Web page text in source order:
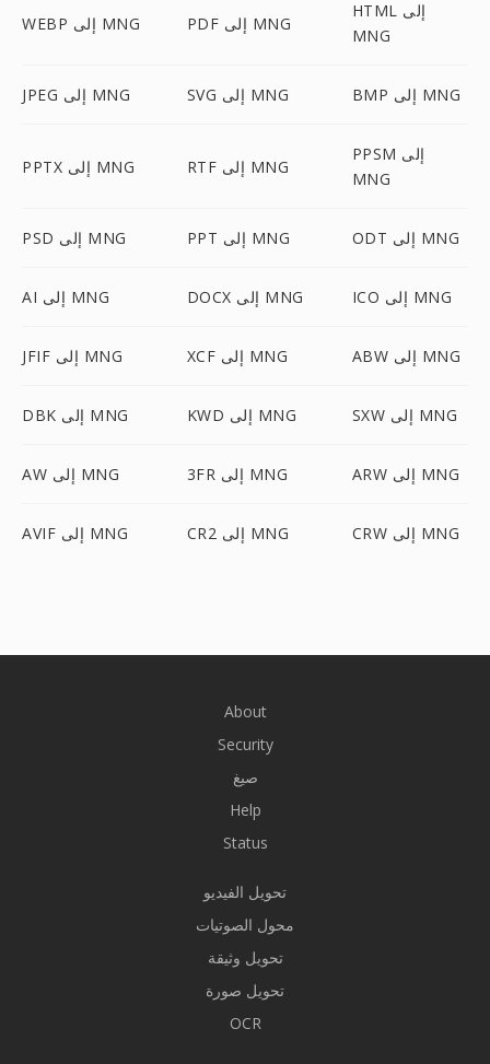
WEBP إلى MNG PDF إلى MNG
HTML إلى
MNG
JPEG إلى MNG SVG إلى MNG BMP إلى MNG
PPTX إلى MNG RTF إلى MNG
PPSM إلى
MNG
PSD إلى MNG PPT إلى MNG ODT إلى MNG
AI إلى MNG DOCX إلى MNG ICO إلى MNG
JFIF إلى MNG XCF إلى MNG ABW إلى MNG
DBK إلى MNG KWD إلى MNG SXW إلى MNG
AW إلى MNG 3FR إلى MNG ARW إلى MNG
AVIF إلى MNG CR2 إلى MNG CRW إلى MNG
About
Security
صيغ
Help
Status
تحويل الفيديو
محول الصوتيات
تحويل وثيقة
تحويل صورة
OCR